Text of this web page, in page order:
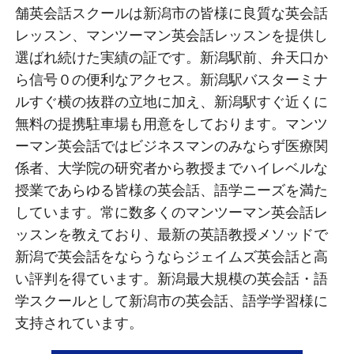
舗英会話スクールは新潟市の皆様に良質な英会話
レッスン、マンツーマン英会話レッスンを提供し
選ばれ続けた実績の証です。新潟駅前、弁天口か
ら信号０の便利なアクセス。新潟駅バスターミナ
ルすぐ横の抜群の立地に加え、新潟駅すぐ近くに
無料の提携駐車場も用意をしております。マンツ
ーマン英会話ではビジネスマンのみならず医療関
係者、大学院の研究者から教授までハイレベルな
授業であらゆる皆様の英会話、語学ニーズを満た
しています。常に数多くのマンツーマン英会話レ
ッスンを教えており、最新の英語教授メソッドで
新潟で英会話をならうならジェイムズ英会話と高
い評判を得ています。新潟最大規模の英会話・語
学スクールとして新潟市の英会話、語学学習様に
支持されています。